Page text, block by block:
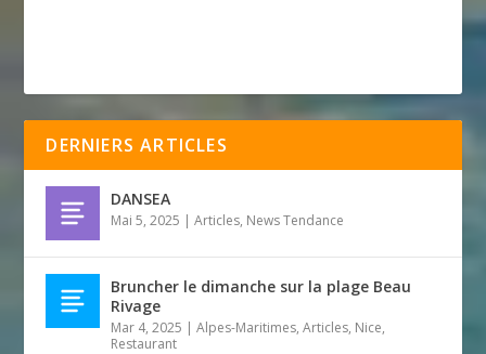
DERNIERS ARTICLES
DANSEA
Mai 5, 2025 |Articles, News Tendance
Bruncher le dimanche sur la plage Beau
Rivage
Mar 4, 2025 |Alpes-Maritimes,Articles, Nice,
Restaurant